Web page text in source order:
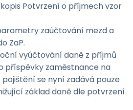
Potvrzení o příjmech vzor
zaúčtování mezd a
ZaP.
vyúčtování daně z příjmů
příspěvky zaměstnance na
pojištění se nyní zadává pouze
základ daně dle potvrzení